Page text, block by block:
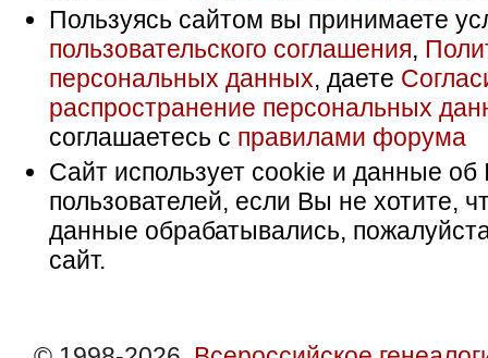
Пользуясь сайтом вы принимаете
пользовательского соглашения,
персональных данных, даете
распространение персональных
соглашаетесь с правилами форума
Сайт использует cookie и данные об
пользователей, если Вы не хотите,
данные обрабатывались,
сайт.